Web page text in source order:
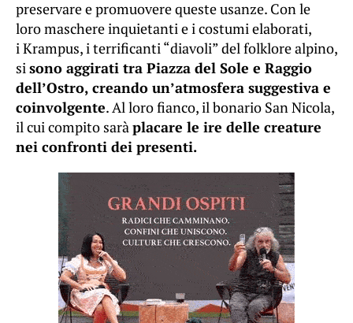
preservare e promuovere queste usanze. Con le
loro maschere inquietanti e i costumi elaborati,
i Krampus, i terrificanti “diavoli” del folklore alpino,
sisono aggirati tra Piazza del Sole e Raggio
dell’Ostro, creando un’atmosfera suggestiva e
coinvolgente. Al loro fianco, il bonario San Nicola,
il cui compito saràplacare le ire delle creature
nei confronti dei presenti.